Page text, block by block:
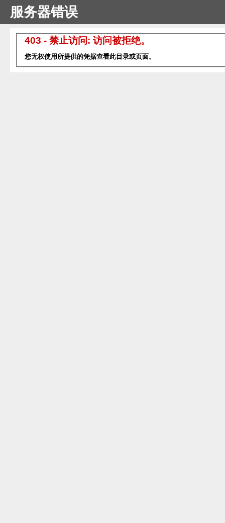
服务器错误
403 - 禁止访问: 访问被拒绝。
您无权使用所提供的凭据查看此目录或页面。